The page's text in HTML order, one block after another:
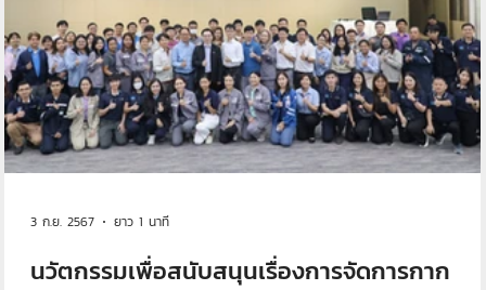
นวัตกรรมเพื่อสนับสนุนเรื่องการจัดการกาก
3 ก.ย. 2567 ยาว 1 นาที